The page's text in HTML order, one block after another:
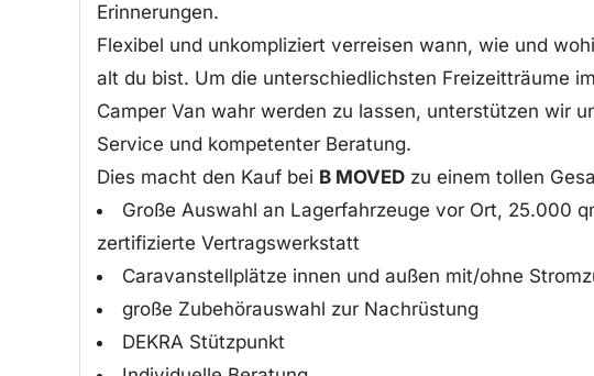
Erinnerungen.
Flexibel und unkompliziert verreisen wann, wie und
alt du bist. Um die unterschiedlichsten Freizeitträume
Camper Van wahr werden zu lassen, unterstützen wir
Service und kompetenter Beratung.
Dies macht den Kauf bei B MOVED zu einem tollen
Große Auswahl an Lagerfahrzeuge vor Ort, 25.000
zertifizierte Vertragswerkstatt
Caravanstellplätze innen und außen mit/ohne
große Zubehörauswahl zur Nachrüstung
DEKRA Stützpunkt